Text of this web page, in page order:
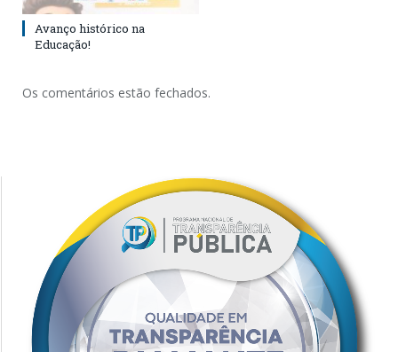
Avanço histórico na
Educação!
Os comentários estão fechados.